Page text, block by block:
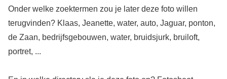
Onder welke zoektermen zou je later deze foto willen
terugvinden? Klaas, Jeanette, water, auto, Jaguar, ponton,
de Zaan, bedrijfsgebouwen, water, bruidsjurk, bruiloft,
portret, ...